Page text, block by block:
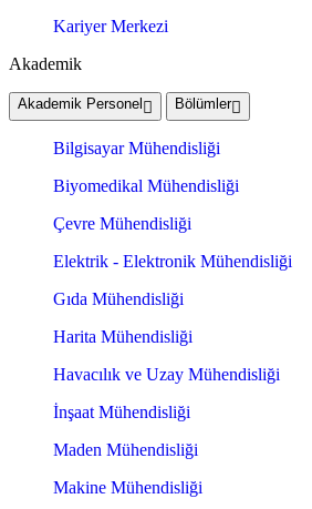
Kariyer Merkezi
Akademik
Akademik Personel Bölümler
Bilgisayar Mühendisliği
Biyomedikal Mühendisliği
Çevre Mühendisliği
Elektrik - Elektronik Mühendisliği
Gıda Mühendisliği
Harita Mühendisliği
Havacılık ve Uzay Mühendisliği
İnşaat Mühendisliği
Maden Mühendisliği
Makine Mühendisliği